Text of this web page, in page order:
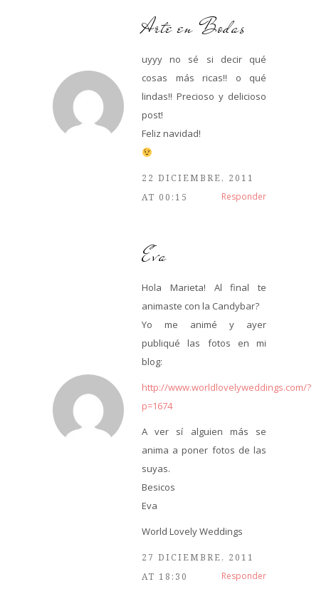
Arte en Bodas
uyyy no sé si decir qué
cosas más ricas!! o qué
lindas!! Precioso y delicioso
post!
Feliz navidad!
22 DICIEMBRE, 2011
AT 00:15
Responder
Eva
Hola Marieta! Al final te
animaste con la Candybar?
Yo me animé y ayer
publiqué las fotos en mi
blog:
http://www.worldlovelyweddings.com/?
p=1674
A ver sí alguien más se
anima a poner fotos de las
suyas.
Besicos
Eva
World Lovely Weddings
27 DICIEMBRE, 2011
AT 18:30
Responder